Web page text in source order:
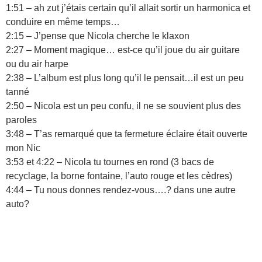
1:51 – ah zut j’étais certain qu’il allait sortir un harmonica et
conduire en même temps…
2:15 – J’pense que Nicola cherche le klaxon
2:27 – Moment magique… est-ce qu’il joue du air guitare
ou du air harpe
2:38 – L’album est plus long qu’il le pensait…il est un peu
tanné
2:50 – Nicola est un peu confu, il ne se souvient plus des
paroles
3:48 – T’as remarqué que ta fermeture éclaire était ouverte
mon Nic
3:53 et 4:22 – Nicola tu tournes en rond (3 bacs de
recyclage, la borne fontaine, l’auto rouge et les cèdres)
4:44 – Tu nous donnes rendez-vous….? dans une autre
auto?